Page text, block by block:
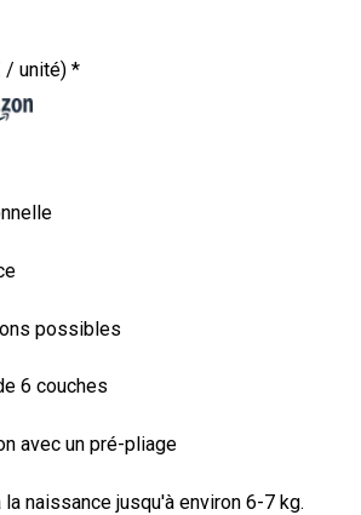
/ unité) *
possibles
6 couches
avec un pré-pliage
naissance jusqu'à environ 6-7 kg.